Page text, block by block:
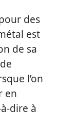
des
est
de sa
l’on
en
dire à